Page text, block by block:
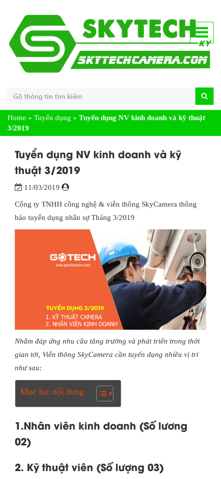
Home » Tuyển dụng » Tuyển dụng NV kinh doanh và kỹ thuật
3/2019
Tuyển dụng NV kinh doanh và kỹ
thuật 3/2019
11/03/2019
Công ty TNHH công nghệ & viễn thông SkyCamera thông
báo tuyển dụng nhân sự Tháng 3/2019
Nhằm đáp ứng nhu cầu tăng trưởng và phát triển trong thời
gian tới, Viễn thông SkyCamera cần tuyển dụng nhiều vị trí
như sau:
Mục lục nội dung
1.Nhân viên kinh doanh (Số lương
02)
2. Kỹ thuật viên (Số lượng 03)